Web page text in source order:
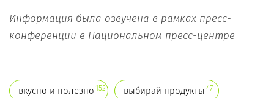
Информация была озвучена в рамках пресс-
конференции в Национальном пресс-центре
вкусно и полезно 152 выбирай продукты 47